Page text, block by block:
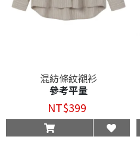
混紡條紋襯衫
參考平量
NT$399